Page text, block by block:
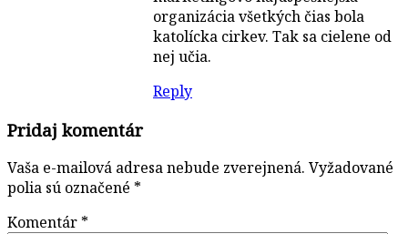
organizácia všetkých čias bola
katolícka cirkev. Tak sa cielene od
nej učia.
Reply
Pridaj komentár
Vaša e-mailová adresa nebude zverejnená. Vyžadované
polia sú označené *
Komentár *